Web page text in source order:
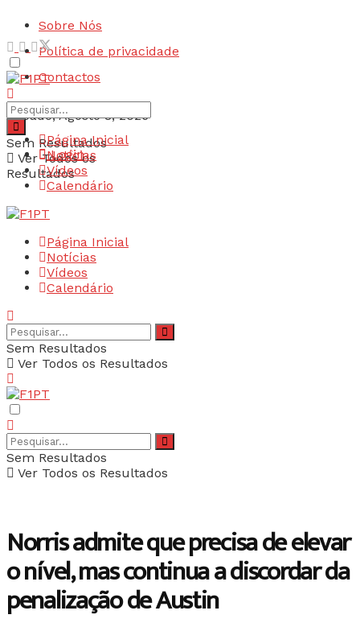
Sobre Nós
Política de privacidade
Contactos
Sábado, Agosto 8, 2026
Login
Sem Resultados
Ver Todos os
Resultados
Página Inicial
Notícias
Vídeos
Calendário
Página Inicial
Notícias
Vídeos
Calendário
Sem Resultados
Ver Todos os Resultados
Sem Resultados
Ver Todos os Resultados
Norris admite que precisa de elevar
o nível, mas continua a discordar da
penalização de Austin